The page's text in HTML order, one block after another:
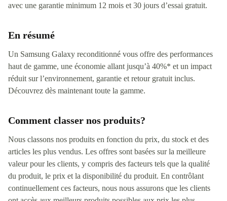
avec une garantie minimum 12 mois et 30 jours d’essai gratuit.
En résumé
Un Samsung Galaxy reconditionné vous offre des performances
haut de gamme, une économie allant jusqu’à 40%* et un impact
réduit sur l’environnement, garantie et retour gratuit inclus.
Découvrez dès maintenant toute la gamme.
Comment classer nos produits?
Nous classons nos produits en fonction du prix, du stock et des
articles les plus vendus. Les offres sont basées sur la meilleure
valeur pour les clients, y compris des facteurs tels que la qualité
du produit, le prix et la disponibilité du produit. En contrôlant
continuellement ces facteurs, nous nous assurons que les clients